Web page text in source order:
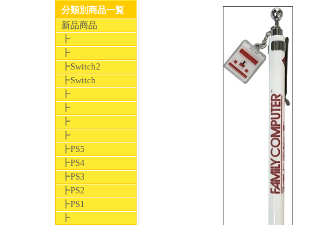
分類別商品一覧
新品商品
┣
┣
┣Switch2
┣Switch
┣
┣
┣
┣
┣PS5
┣PS4
┣PS3
┣PS2
┣PS1
┣